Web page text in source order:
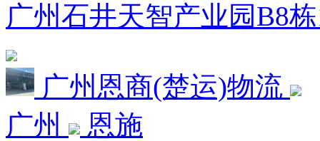
广州石井天智产业园B8
广州恩商(楚运)物流
广州
恩施